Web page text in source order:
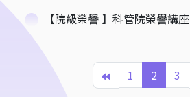
【院級榮譽 】科管院榮譽講座
1 2 3